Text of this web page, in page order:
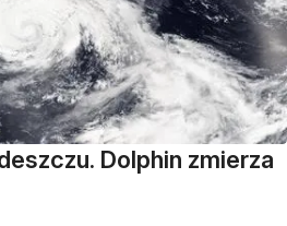
Dolphin zmierza